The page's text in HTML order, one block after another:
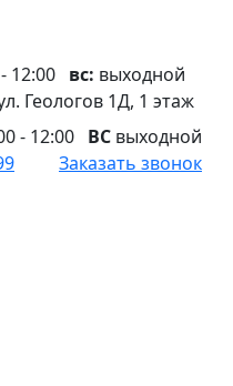
12:00 вс: выходной
Геологов 1Д, 1 этаж
- 12:00 ВС выходной
Заказать звонок